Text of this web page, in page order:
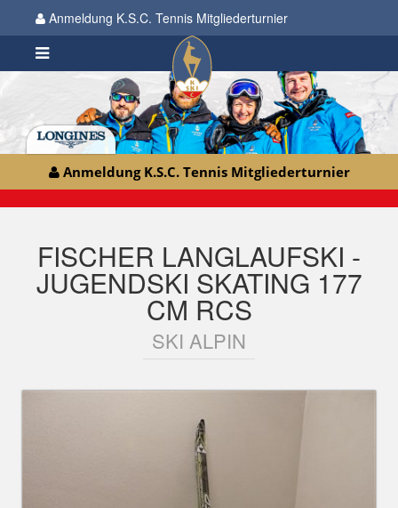
Anmeldung K.S.C. Tennis Mitgliederturnier
Anmeldung K.S.C. Tennis Mitgliederturnier
FISCHER LANGLAUFSKI -
JUGENDSKI SKATING 177
CM RCS
SKI ALPIN